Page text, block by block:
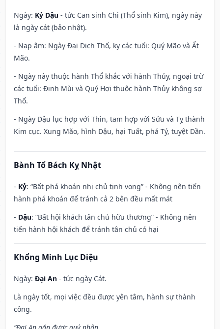
Ngày: Kỷ Dậu - tức Can sinh Chi (Thổ sinh Kim), ngày này
là ngày cát (bảo nhật).
- Nạp âm: Ngày Đại Dịch Thổ, kỵ các tuổi: Quý Mão và Ất
Mão.
- Ngày này thuộc hành Thổ khắc với hành Thủy, ngoại trừ
các tuổi: Đinh Mùi và Quý Hợi thuộc hành Thủy không sợ
Thổ.
- Ngày Dậu lục hợp với Thìn, tam hợp với Sửu và Tỵ thành
Kim cục. Xung Mão, hình Dậu, hại Tuất, phá Tý, tuyệt Dần.
Bành Tổ Bách Kỵ Nhật
- Kỷ: “Bất phá khoán nhị chủ tịnh vong” - Không nên tiến
hành phá khoán để tránh cả 2 bên đều mất mát
- Dậu: “Bất hội khách tân chủ hữu thương” - Không nên
tiến hành hội khách để tránh tân chủ có hại
Khổng Minh Lục Diệu
Ngày: Đại An - tức ngày Cát.
Là ngày tốt, mọi việc đều được yên tâm, hành sự thành
công.